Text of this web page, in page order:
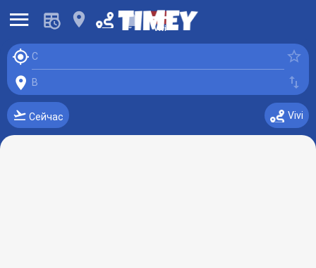
󰍜 󰍎 󰂚 Vivi
С
󰆤 󰓒
В
󰍎 󰓢
󰗕 Сейчас Vivi